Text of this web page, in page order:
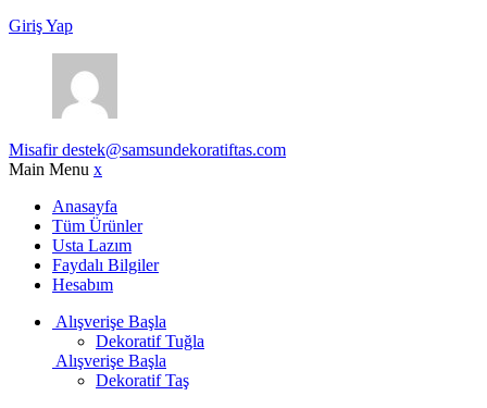
Giriş Yap
Misafirdestek@samsundekoratiftas.com
Main Menu x
Anasayfa
Tüm Ürünler
Usta Lazım
Faydalı Bilgiler
Hesabım
Alışverişe Başla
Dekoratif Tuğla
Alışverişe Başla
Dekoratif Taş